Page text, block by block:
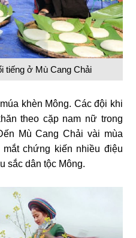
tiếng ở Mù Cang Chải
khèn Mông. Các đội khi
theo cặp nam nữ trong
Mù Cang Chải vài mùa
chứng kiến nhiều điệu
sắc dân tộc Mông.